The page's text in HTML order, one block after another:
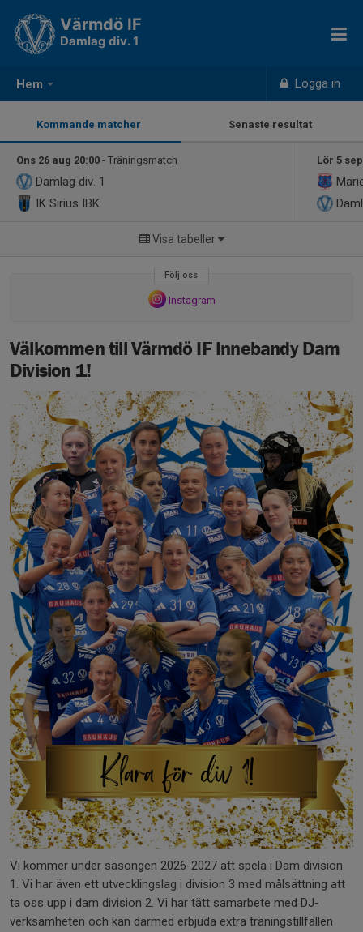
Hem Logga in
Värmdö IF
Damlag div. 1
Kommande matcher Senaste resultat
Ons 26 aug 20:00 - Träningsmatch
Damlag div. 1
IK Sirius IBK
Lör 5
Visa tabeller
Följ oss
Instagram
Välkommen till Värmdö IF Innebandy Dam
Division 1!
Vi kommer under säsongen 2026-2027 att spela i Dam division
1. Vi har även ett utvecklingslag i division 3 med målsättning att
ta oss upp i dam division 2. Vi har tätt samarbete med DJ-
verksamheten och kan därmed erbjuda extra träningstillfällen